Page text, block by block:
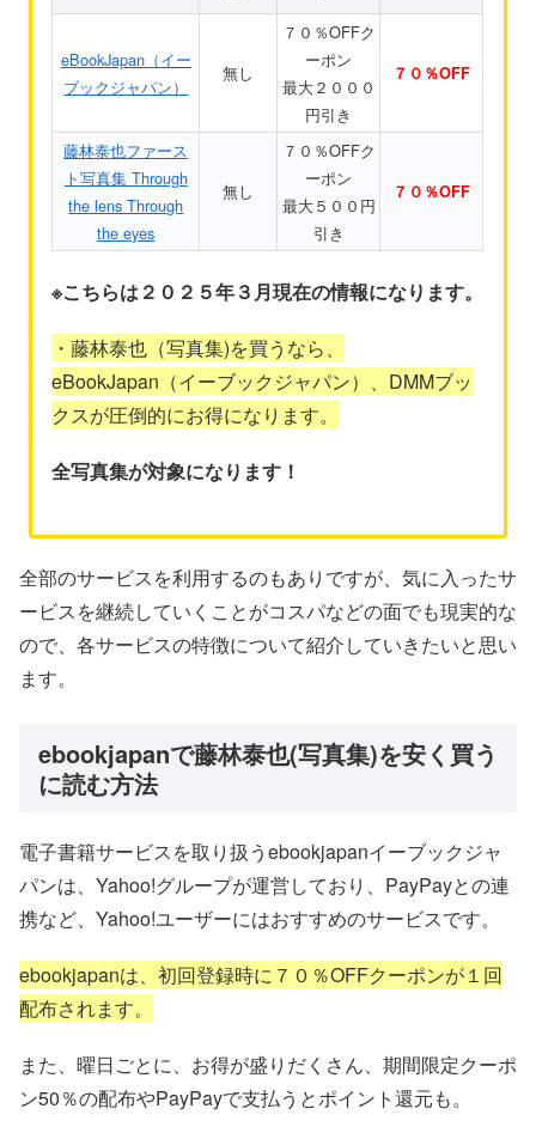
eBookJapan（イー
ブックジャパン）
無し
７０％OFFク
ーポン
最大２０００
円引き
７０％OFF
藤林泰也ファース
ト写真集 Through
the lens Through
the eyes
無し
７０％OFFク
ーポン
最大５００円
引き
７０％OFF
※こちらは２０２５年３月現在の情報になります。
・藤林泰也（写真集)を買うなら、
eBookJapan（イーブックジャパン）、DMMブッ
クスが圧倒的にお得になります。
全写真集が対象になります！
全部のサービスを利用するのもありですが、気に入ったサ
ービスを継続していくことがコスパなどの面でも現実的な
ので、各サービスの特徴について紹介していきたいと思い
ます。
ebookjapanで藤林泰也(写真集)を安く買う
に読む方法
電子書籍サービスを取り扱うebookjapanイーブックジャ
パンは、Yahoo!グループが運営しており、PayPayとの連
携など、Yahoo!ユーザーにはおすすめのサービスです。
ebookjapanは、初回登録時に７０％OFFクーポンが１回
配布されます。
また、曜日ごとに、お得が盛りだくさん、期間限定クーポ
ン50％の配布やPayPayで支払うとポイント還元も。